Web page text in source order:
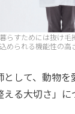
らすためには抜け
められる機能性の高
して、動物を
える大切さ」